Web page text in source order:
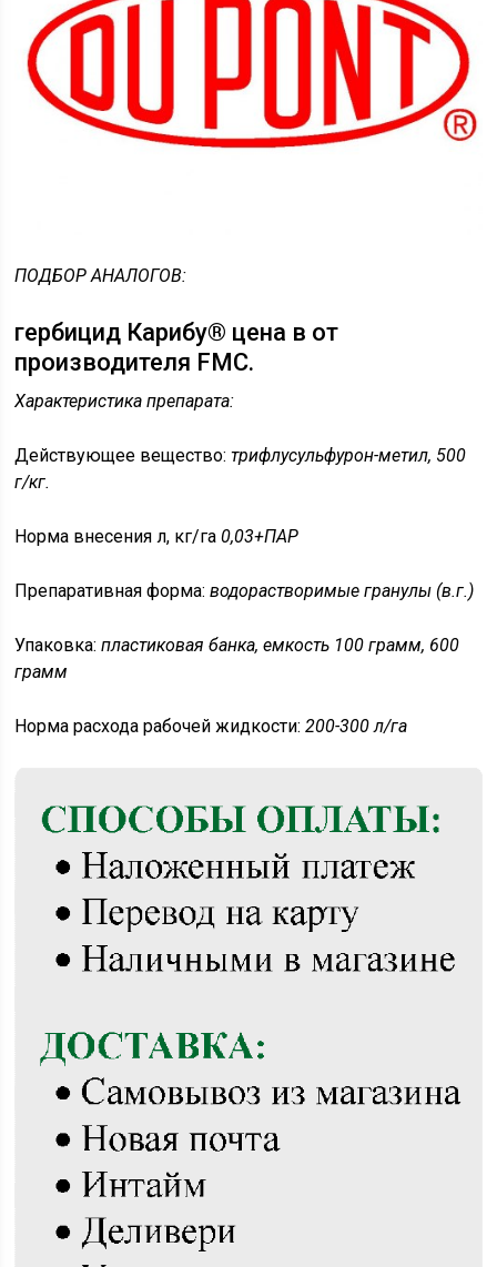
ПОДБОР АНАЛОГОВ:
гербицид Карибу® цена в от
производителя FMC.
Характеристика препарата:
Действующее вещество:трифлусульфурон-метил, 500
г/кг.
Норма внесения л, кг/га0,03+ПАР
Препаративная форма:водорастворимые гранулы (в.г.)
Упаковка:пластиковая банка, емкость 100 грамм, 600
грамм
Норма расхода рабочей жидкости:200-300 л/га